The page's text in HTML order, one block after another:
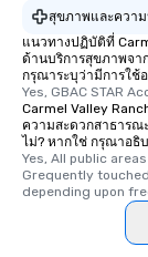
สุขภาพและควา
แนวทางปฏิบัติที่
ด้านบริการสุขภาพจา
กรุณาระบุว่ามีการใช้
Yes, GBAC STAR
Carmel Valley
ความสะดวกสาธารณ
ไม่? หากใช่ กรุณาอธิ
Yes, All public
Grequently
depending upon